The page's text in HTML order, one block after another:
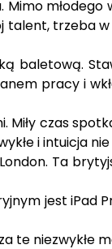
młodego
talent, trzeba
baletową.
pracy i
czas
i intuicja nie
Ta
jest iPad
te niezwykłe